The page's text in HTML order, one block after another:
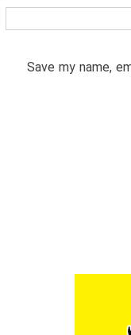
Save my name,